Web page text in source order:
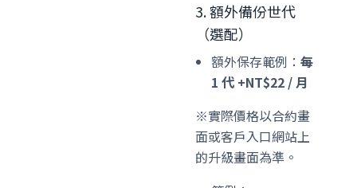
3. 額外備份世代
（選配）
額外保存範例：每
1 代 +NT$22 / 月
※實際價格以合約畫
面或客戶入口網站上
的升級畫面為準。